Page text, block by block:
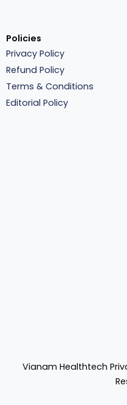
Policies
Privacy Policy
Refund Policy
Terms & Conditions
Editorial Policy
Vianam Healthtech